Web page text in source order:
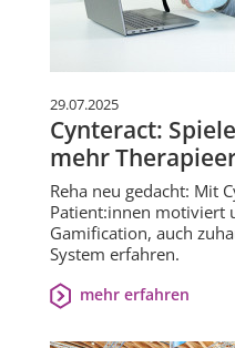
29.07.2025
Cynteract:
mehr
Reha neu gedacht: Mit
Patient:innen motiviert
Gamification, auch
System erfahren.
mehr erfahren